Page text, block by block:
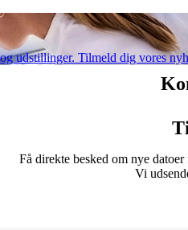
udstillinger. Tilmeld dig vores
Få direkte besked om nye
Vi